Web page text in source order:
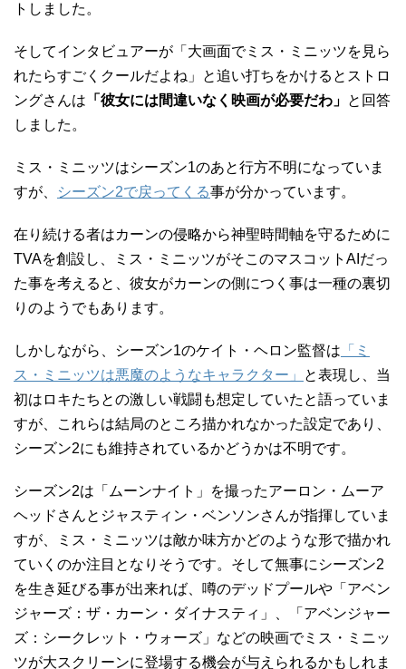
トしました。
そしてインタビュアーが「大画面でミス・ミニッツを見ら
れたらすごくクールだよね」と追い打ちをかけるとストロ
ングさんは 「彼女には間違いなく映画が必要だわ」
と回答
しました。
ミス・ミニッツはシーズン1のあと行方不明になっていま
すが、
シーズン2で戻ってくる事が分かっています。
在り続ける者はカーンの侵略から神聖時間軸を守るために
TVAを創設し、ミス・ミニッツがそこのマスコットAIだっ
た事を考えると、彼女がカーンの側につく事は一種の裏切
りのようでもあります。
しかしながら、シーズン1のケイト・ヘロン監督は 「ミ
ス・ミニッツは悪魔のようなキャラクター」
と表現し、当
初はロキたちとの激しい戦闘も想定していたと語っていま
すが、これらは結局のところ描かれなかった設定であり、
シーズン2にも維持されているかどうかは不明です。
シーズン2は「ムーンナイト」を撮ったアーロン・ムーア
ヘッドさんとジャスティン・ベンソンさんが指揮していま
すが、ミス・ミニッツは敵か味方かどのような形で描かれ
ていくのか注目となりそうです。そして無事にシーズン2
を生き延びる事が出来れば、噂のデッドプールや「アベン
ジャーズ：ザ・カーン・ダイナスティ」、「アベンジャー
ズ：シークレット・ウォーズ」などの映画でミス・ミニッ
ツが大スクリーンに登場する機会が与えられるかもしれま